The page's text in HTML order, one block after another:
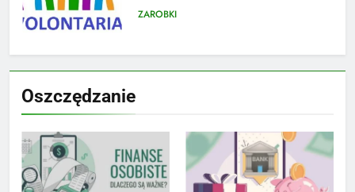
kosztuje i jak zaplanować
PORADY
8
1
Ile zarabia striptizer: poznaj
Oszczędzanie